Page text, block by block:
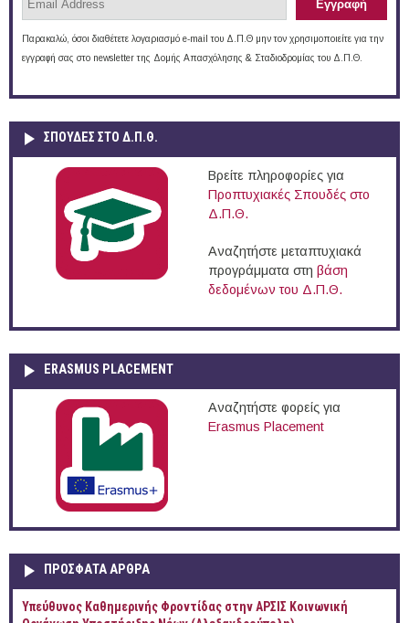
Παρακαλώ, όσοι διαθέτετε λογαριασμό e-mail του Δ.Π.Θ μην τον χρησιμοποιείτε για την
εγγραφή σας στο newsletter της Δομής Απασχόλησης & Σταδιοδρομίας του Δ.Π.Θ.
ΣΠΟΥΔΈΣ ΣΤΟ Δ.Π.Θ.
Βρείτε πληροφορίες για
Προπτυχιακές Σπουδές στο
Δ.Π.Θ.
Αναζητήστε μεταπτυχιακά
προγράμματα στη βάση
δεδομένων του Δ.Π.Θ.
ERASMUS PLACEMENT
Αναζητήστε φορείς για
Erasmus Placement
ΠΡOΣΦΑΤΑ AΡΘΡΑ
Yπεύθυνος Καθημερινής Φροντίδας στην ΑΡΣΙΣ Κοινωνική